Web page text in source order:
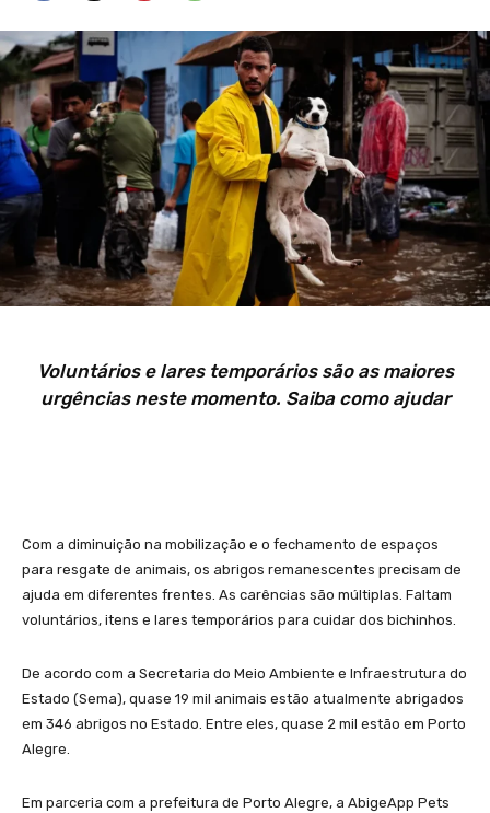
Voluntários e lares temporários são as maiores
urgências neste momento. Saiba como ajudar
Com a diminuição na mobilização e o fechamento de espaços
para resgate de animais, os abrigos remanescentes precisam de
ajuda em diferentes frentes. As carências são múltiplas. Faltam
voluntários, itens e lares temporários para cuidar dos bichinhos.
De acordo com a Secretaria do Meio Ambiente e Infraestrutura do
Estado (Sema), quase 19 mil animais estão atualmente abrigados
em 346 abrigos no Estado. Entre eles, quase 2 mil estão em Porto
Alegre.
Em parceria com a prefeitura de Porto Alegre, a AbigeApp Pets